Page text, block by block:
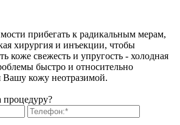
прибегать к радикальным мерам,
хирургия и инъекции, чтобы
коже свежесть и упругость - холодная
быстро и относительно
Вашу кожу неотразимой.
процедуру?